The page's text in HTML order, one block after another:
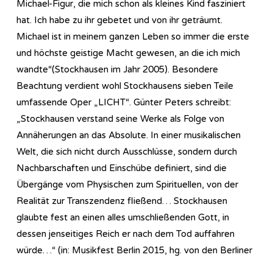
Michael-Figur, die mich schon als kleines Kind fasziniert
hat. Ich habe zu ihr gebetet und von ihr geträumt.
Michael ist in meinem ganzen Leben so immer die erste
und höchste geistige Macht gewesen, an die ich mich
wandte“(Stockhausen im Jahr 2005). Besondere
Beachtung verdient wohl Stockhausens sieben Teile
umfassende Oper „LICHT“. Günter Peters schreibt:
„Stockhausen verstand seine Werke als Folge von
Annäherungen an das Absolute. In einer musikalischen
Welt, die sich nicht durch Ausschlüsse, sondern durch
Nachbarschaften und Einschübe definiert, sind die
Übergänge vom Physischen zum Spirituellen, von der
Realität zur Transzendenz fließend… Stockhausen
glaubte fest an einen alles umschließenden Gott, in
dessen jenseitiges Reich er nach dem Tod auffahren
würde…“ (in: Musikfest Berlin 2015, hg. von den Berliner